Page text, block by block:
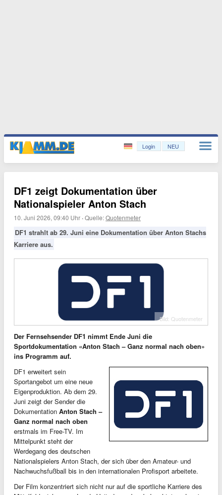
Login NEU
DF1 zeigt Dokumentation über
Nationalspieler Anton Stach
10. Juni 2026, 09:40 Uhr ·Quelle:Quotenmeter
DF1 strahlt ab 29. Juni eine Dokumentation über Anton Stachs
Karriere aus.
Bild: Quotenmeter
Der Fernsehsender DF1 nimmt Ende Juni die
Sportdokumentation «Anton Stach – Ganz normal nach oben»
ins Programm auf.
DF1 erweitert sein
Sportangebot um eine neue
Eigenproduktion. Ab dem 29.
Juni zeigt der Sender die
Dokumentation Anton Stach –
Ganz normal nach oben
erstmals im Free-TV. Im
Mittelpunkt steht der
Werdegang des deutschen
Nationalspielers Anton Stach, der sich über den Amateur- und
Nachwuchsfußball bis in den internationalen Profisport arbeitete.
Der Film konzentriert sich nicht nur auf die sportliche Karriere des